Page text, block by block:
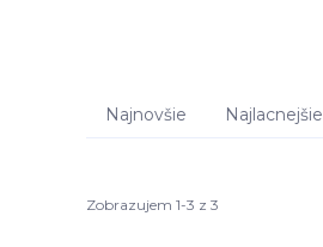
Najnovšie Najlacnejšie
Zobrazujem 1-3 z 3